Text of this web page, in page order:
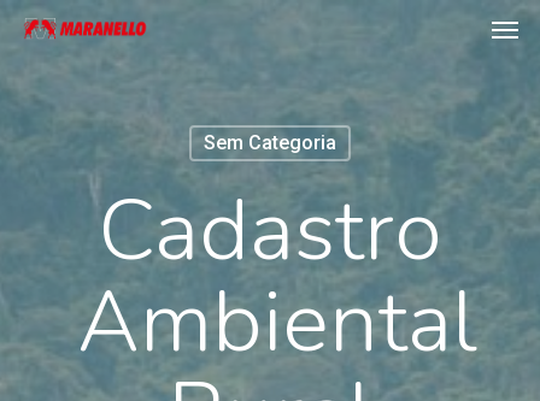
Skip
main
Sem Categoria
Cadastro
Ambiental